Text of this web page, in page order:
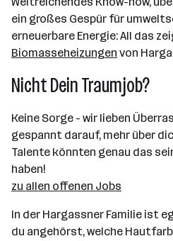
ein großes Gespür für
erneuerbare Energie: All das
Biomasseheizungen von
Nicht Dein Traumjob?
Keine Sorge - wir lieben
gespannt darauf, mehr über
Talente könnten genau das
haben!
zu allen offenen Jobs
In der Hargassner Familie ist
du angehörst, welche